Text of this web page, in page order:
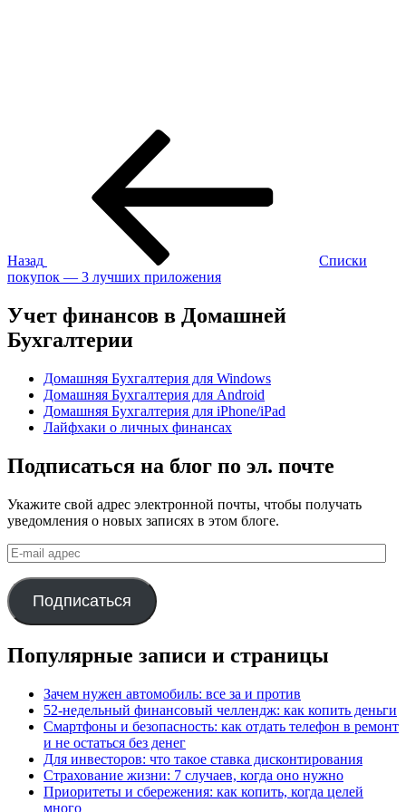
Назад
Списки
покупок — 3 лучших приложения
Учет финансов в Домашней
Бухгалтерии
Домашняя Бухгалтерия для Windows
Домашняя Бухгалтерия для Android
Домашняя Бухгалтерия для iPhone/iPad
Лайфхаки о личных финансах
Подписаться на блог по эл. почте
Укажите свой адрес электронной почты, чтобы получать
уведомления о новых записях в этом блоге.
E-
mail
адрес
Подписаться
Популярные записи и страницы
Зачем нужен автомобиль: все за и против
52-недельный финансовый челлендж: как копить деньги
Смартфоны и безопасность: как отдать телефон в ремонт
и не остаться без денег
Для инвесторов: что такое ставка дисконтирования
Страхование жизни: 7 случаев, когда оно нужно
Приоритеты и сбережения: как копить, когда целей
много